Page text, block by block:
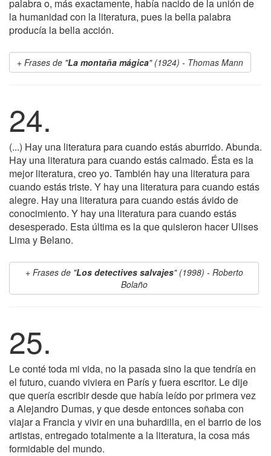
palabra o, más exactamente, había nacido de la unión de
la humanidad con la literatura, pues la bella palabra
producía la bella acción.
Frases de "La montaña mágica" (1924) - Thomas Mann
24.
(...) Hay una literatura para cuando estás aburrido. Abunda.
Hay una literatura para cuando estás calmado. Ésta es la
mejor literatura, creo yo. También hay una literatura para
cuando estás triste. Y hay una literatura para cuando estás
alegre. Hay una literatura para cuando estás ávido de
conocimiento. Y hay una literatura para cuando estás
desesperado. Esta última es la que quisieron hacer Ulises
Lima y Belano.
Frases de "Los detectives salvajes" (1998) - Roberto
Bolaño
25.
Le conté toda mi vida, no la pasada sino la que tendría en
el futuro, cuando viviera en París y fuera escritor. Le dije
que quería escribir desde que había leído por primera vez
a Alejandro Dumas, y que desde entonces soñaba con
viajar a Francia y vivir en una buhardilla, en el barrio de los
artistas, entregado totalmente a la literatura, la cosa más
formidable del mundo.